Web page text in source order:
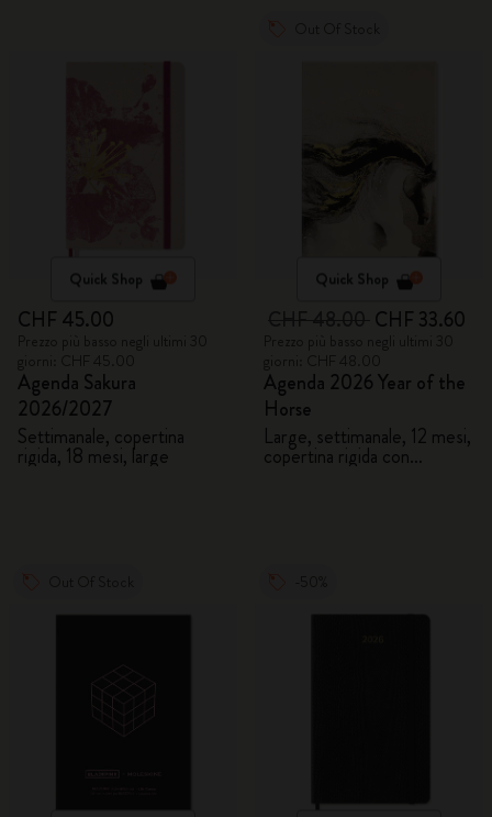
Quick Shop
CHF 45.00
Agenda Sakura
2026/2027
Settimanale, copertina
rigida, 18 mesi, large
Quick Shop
CHF 33.60
Agenda 2026 Year of the
Horse
Large, settimanale, 12 mesi,
copertina rigida con
confezione regalo